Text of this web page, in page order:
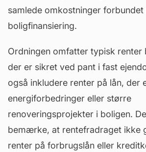
samlede omkostninger forbundet
boligfinansiering.
Ordningen omfatter typisk renter
der er sikret ved pant i fast
også inkludere renter på lån, der
energiforbedringer eller større
renoveringsprojekter i boligen.
bemærke, at rentefradraget ikke
renter på forbrugslån eller